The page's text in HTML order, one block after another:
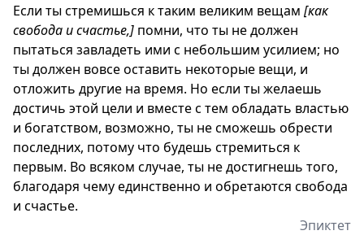
Если ты стремишься к таким великим вещам [как
свобода и счастье,] помни, что ты не должен
пытаться завладеть ими с небольшим усилием; но
ты должен вовсе оставить некоторые вещи, и
отложить другие на время. Но если ты желаешь
достичь этой цели и вместе с тем обладать властью
и богатством, возможно, ты не сможешь обрести
последних, потому что будешь стремиться к
первым. Во всяком случае, ты не достигнешь того,
благодаря чему единственно и обретаются свобода
и счастье.
Эпиктет